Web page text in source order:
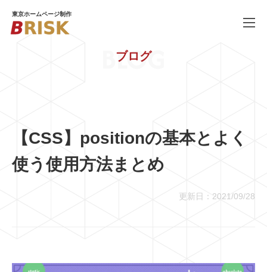
東京ホームページ制作
COMPANY
ブログ
BLOG
【CSS】positionの基本とよく
使う使用方法まとめ
更新日：2021/09/28